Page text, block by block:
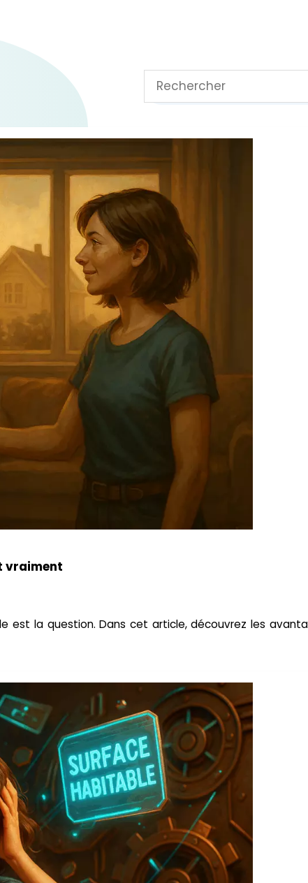
vraiment
est la question. Dans cet article, découvrez les